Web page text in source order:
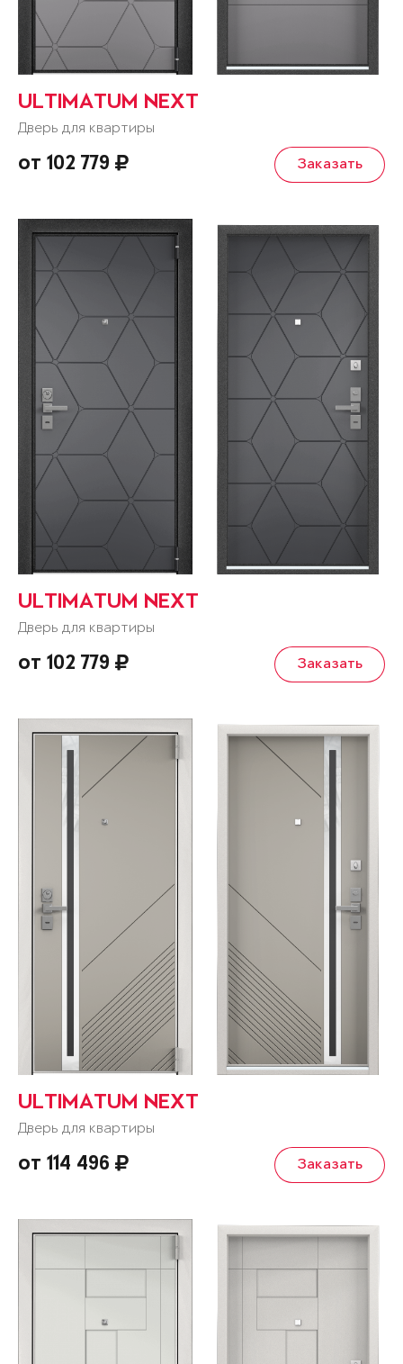
ULTIMATUM NEXT
Дверь для квартиры
от 102 779 Заказать
ULTIMATUM NEXT
Дверь для квартиры
от 102 779 Заказать
ULTIMATUM NEXT
Дверь для квартиры
от 114 496 Заказать